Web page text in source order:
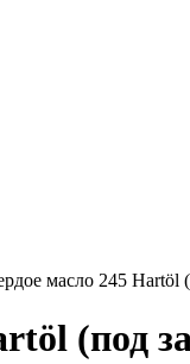
масло 245 Hartöl
(под